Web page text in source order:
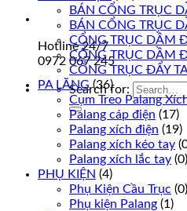
Hotline 24/7
0972 067 245
Search for:
BÁN CỔNG TRỤC
BÁN CỔNG TRỤC
CỔNG TRỤC DẦM
CỔNG TRỤC DẦM
CỔNG TRỤC ĐẨY
PA LĂNG (36)
Cụm Treo Palang
Palang cáp điện (17)
Palang xích điện (19)
Palang xích kéo tay
Palang xích lắc tay (0)
PHỤ KIỆN (4)
Phụ Kiện Cầu Trục (0)
Phụ kiện Palang (1)